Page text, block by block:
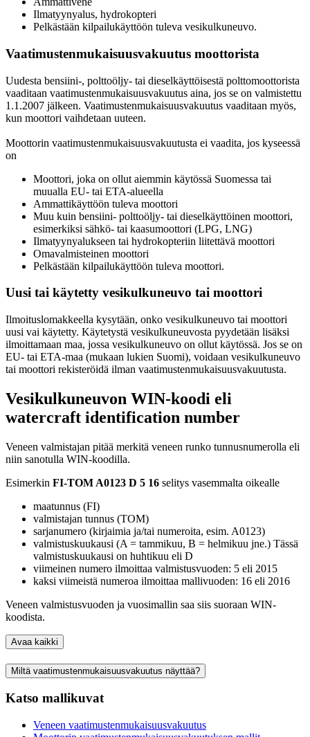
Ilmatyynyalus, hydrokopteri
Pelkästään kilpailukäyttöön tuleva vesikulkuneuvo.
Vaatimustenmukaisuusvakuutus moottorista
Uudesta bensiini-, polttoöljy- tai dieselkäyttöisestä polttomoottorista
vaaditaan vaatimustenmukaisuusvakuutus aina, jos se on valmistettu
1.1.2007 jälkeen. Vaatimustenmukaisuusvakuutus vaaditaan myös,
kun moottori vaihdetaan uuteen.
Moottorin vaatimustenmukaisuusvakuutusta ei vaadita, jos kyseessä
on
Moottori, joka on ollut aiemmin käytössä Suomessa tai
muualla EU- tai ETA-alueella
Ammattikäyttöön tuleva moottori
Muu kuin bensiini- polttoöljy- tai dieselkäyttöinen moottori,
esimerkiksi sähkö- tai kaasumoottori (LPG, LNG)
Ilmatyynyalukseen tai hydrokopteriin liitettävä moottori
Omavalmisteinen moottori
Pelkästään kilpailukäyttöön tuleva moottori.
Uusi tai käytetty vesikulkuneuvo tai moottori
Ilmoituslomakkeella kysytään, onko vesikulkuneuvo tai moottori
uusi vai käytetty. Käytetystä vesikulkuneuvosta pyydetään lisäksi
ilmoittamaan maa, jossa vesikulkuneuvo on ollut käytössä. Jos se on
EU- tai ETA-maa (mukaan lukien Suomi), voidaan vesikulkuneuvo
tai moottori rekisteröidä ilman vaatimustenmukaisuusvakuutusta.
Vesikulkuneuvon WIN-koodi eli
watercraft identification number
Veneen valmistajan pitää merkitä veneen runko tunnusnumerolla eli
niin sanotulla WIN-koodilla.
Esimerkin FI-TOM A0123 D 5 16 selitys vasemmalta oikealle
maatunnus (FI)
valmistajan tunnus (TOM)
sarjanumero (kirjaimia ja/tai numeroita, esim. A0123)
valmistuskuukausi (A = tammikuu, B = helmikuu jne.) Tässä
valmistuskuukausi on huhtikuu eli D
viimeinen numero ilmoittaa valmistusvuoden: 5 eli 2015
kaksi viimeistä numeroa ilmoittaa mallivuoden: 16 eli 2016
Veneen valmistusvuoden ja vuosimallin saa siis suoraan WIN-
koodista.
Avaa kaikki
Miltä vaatimustenmukaisuusvakuutus näyttää?
Katso mallikuvat
Veneen vaatimustenmukaisuusvakuutus